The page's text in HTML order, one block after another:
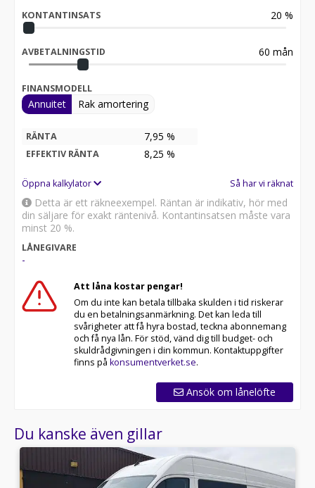
KONTANTINSATS 20 %
AVBETALNINGSTID 60 mån
FINANSMODELL
Annuitet Rak amortering
RÄNTA 7,95 %
EFFEKTIV RÄNTA 8,25 %
Öppna kalkylator Så har vi räknat
Detta är ett räkneexempel. Räntan är indikativ, hör med
din säljare för exakt räntenivå. Kontantinsatsen måste vara
minst 20 %.
LÅNEGIVARE
-
Att låna kostar pengar!
Om du inte kan betala tillbaka skulden i tid riskerar
du en betalningsanmärkning. Det kan leda till
svårigheter att få hyra bostad, teckna abonnemang
och få nya lån. För stöd, vänd dig till budget- och
skuldrådgivningen i din kommun. Kontaktuppgifter
finns på konsumentverket.se.
Ansök om lånelöfte
Du kanske även gillar